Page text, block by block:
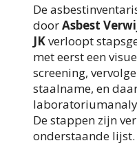
De
doorAsbest
JKverloopt
met eerst een
screening,
staalname, en
De stappen zijn
onderstaande lijst.